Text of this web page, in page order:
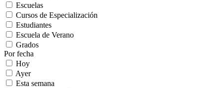
Escuelas
Cursos de Especialización
Estudiantes
Escuela de Verano
Grados
Por fecha
Hoy
Ayer
Esta semana